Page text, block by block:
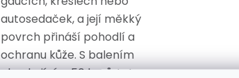
autosedaček, a její měkký
povrch přináší pohodlí a
ochranu kůže. S balením
obsahujícím 50 kusů, tato